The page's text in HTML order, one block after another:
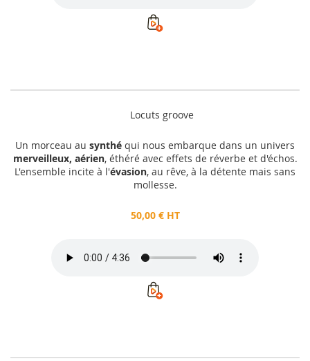
Locuts groove
Un morceau au synthé qui nous embarque dans un univers
merveilleux, aérien, éthéré avec effets de réverbe et d'échos.
L'ensemble incite à l'évasion, au rêve, à la détente mais sans
mollesse.
50,00 € HT